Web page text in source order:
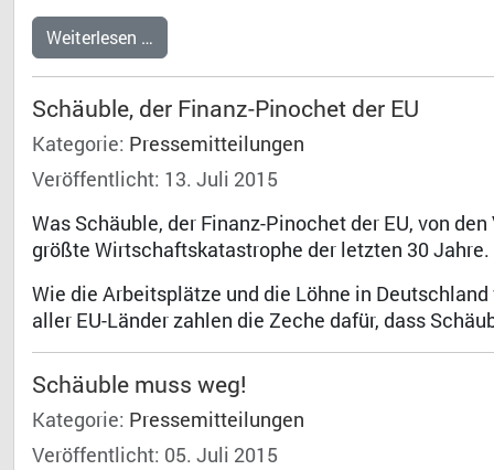
Weiterlesen …
Schäuble, der Finanz-Pinochet der EU
Kategorie: Pressemitteilungen
Veröffentlicht: 13. Juli 2015
Was Schäuble, der Finanz-Pinochet der EU, von
größte Wirtschaftskatastrophe der letzten 30 Jahre.
Wie die Arbeitsplätze und die Löhne in
aller EU-Länder zahlen die Zeche dafür, dass
Schäuble muss weg!
Kategorie: Pressemitteilungen
Veröffentlicht: 05. Juli 2015